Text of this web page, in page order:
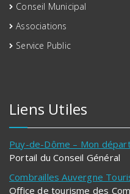
Conseil Municipal
Associations
Service Public
Liens Utiles
Puy-de-Dôme – Mon
Portail du Conseil Général
Combrailles Auvergne
Office de tourisme des